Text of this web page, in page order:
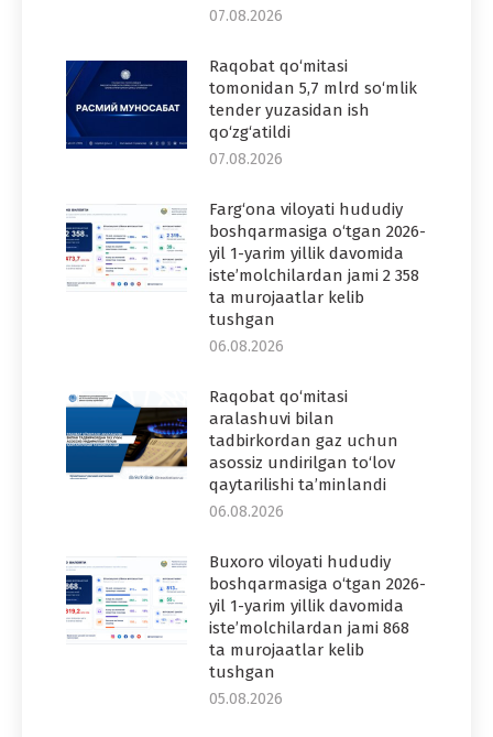
07.08.2026
Raqobat qo‘mitasi
tomonidan 5,7 mlrd so‘mlik
tender yuzasidan ish
qo‘zg‘atildi
07.08.2026
Farg‘ona viloyati hududiy
boshqarmasiga o‘tgan 2026-
yil 1-yarim yillik davomida
iste’molchilardan jami 2 358
ta murojaatlar kelib
tushgan
06.08.2026
Raqobat qo‘mitasi
aralashuvi bilan
tadbirkordan gaz uchun
asossiz undirilgan to‘lov
qaytarilishi ta’minlandi
06.08.2026
Buxoro viloyati hududiy
boshqarmasiga o‘tgan 2026-
yil 1-yarim yillik davomida
iste’molchilardan jami 868
ta murojaatlar kelib
tushgan
05.08.2026